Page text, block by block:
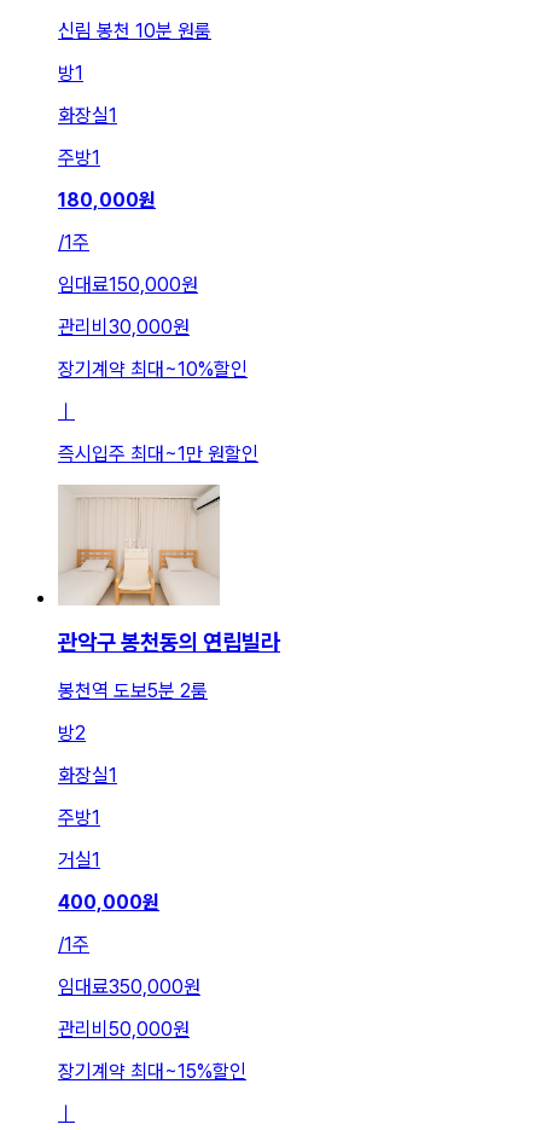
신림 봉천 10분 원룸
방1
화장실1
주방1
180,000원
/1주
임대료150,000원
관리비 30,000원
장기계약 최대 ~10%할인
즉시입주 최대 ~1만 원할인
관악구 봉천동의 연립빌라
봉천역 도보5분 2룸
방2
화장실1
주방1
거실1
400,000원
/1주
임대료350,000원
관리비 50,000원
장기계약 최대~15%할인
ㅣ